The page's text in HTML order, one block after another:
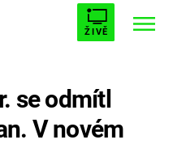
ŽIVĚ
5
se odmítl
V novém